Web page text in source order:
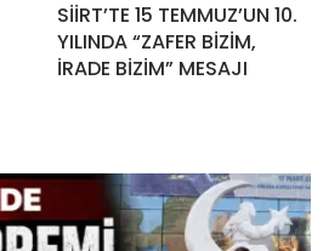
SİİRT’TE 15 TEMMUZ’UN 10.
YILINDA “ZAFER BİZİM,
İRADE BİZİM” MESAJI